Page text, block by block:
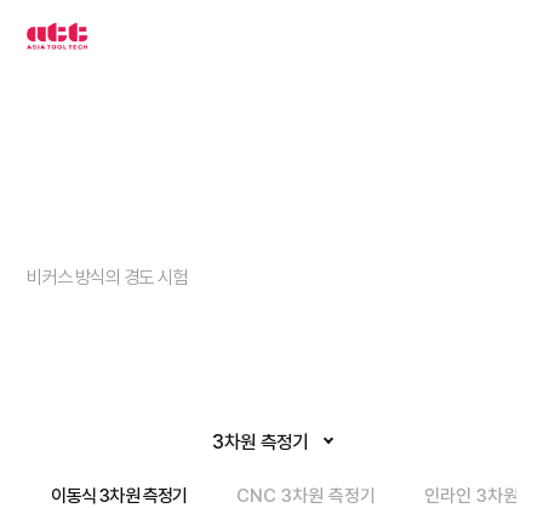
비커스 방식의 경도 시험
3차원 측정기
이동식 3차원 측정기 CNC 3차원 측정기 인라인 3차원 측